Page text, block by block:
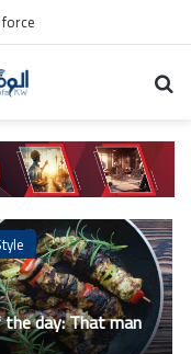
day: That man